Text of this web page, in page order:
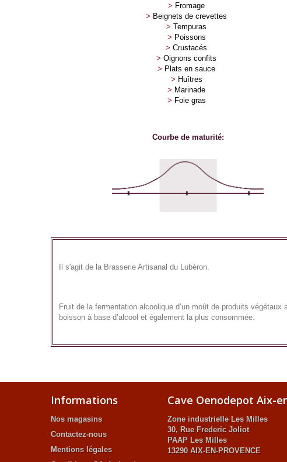
> Fromage
> Beignets de crevettes
> Tempuras
> Poissons
> Crustacés
> Oignons confits
> Plats en sauce
> Huîtres
> Marinade
> Foie gras
Courbe de maturité:
Il s'agit de la Brasserie Artisanal du Lubéron.
Fruit de la fermentation alcoolique d’un moût de produits
boisson à base d’alcool et également la plus consommée.
Informations
Nos magasins
Contactez-nous
Mentions légales
Cave Oenodepot Aix-
Zone industrielle Les Milles
30, Rue Frederic Joliot
PAAP Les Milles
13290 AIX-EN-PROVENCE